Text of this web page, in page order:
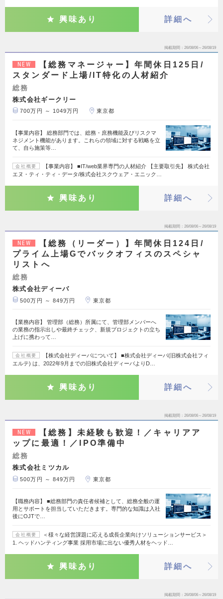
興味あり 詳細へ
掲載期間 26/08/06～26/08/19
NEW
【総務マネージャー】年間休日125日/
スタンダード上場/IT特化の人材紹介
総務
株式会社ギークリー
700万円 ～ 1049万円 東京都
【事業内容】 総務部門では、総務・庶務機能及びリスクマ
ネジメント機能があります。これらの領域に対する戦略を立
て、自ら施策等…
会社概要
【事業内容】 ■IT/web業界専門の人材紹介 【主要取引先】 株式会社
エヌ・ティ・ティ・データ/株式会社スクウェア・エニック…
興味あり 詳細へ
掲載期間 26/08/06～26/08/19
NEW
【総務（リーダー）】年間休日124日/
プライム上場Gでバックオフィスのスペシャ
リストへ
総務
株式会社ディーバ
500万円 ～ 849万円 東京都
【業務内容】 管理部（総務）所属にて、管理部メンバーへ
の業務の指示出しや最終チェック、新規プロジェクトの立ち
上げに携わって…
会社概要
【株式会社ディーバについて】 ■株式会社ディーバ(旧株式会社フィ
エルテ) は、2022年9月までの旧株式会社ディーバよりD…
興味あり 詳細へ
掲載期間 26/08/06～26/08/19
NEW
【総務】未経験も歓迎！／キャリアア
ップに最適！／IPO準備中
総務
株式会社ミツカル
500万円 ～ 849万円 東京都
【職務内容】 ■総務部門の責任者候補として、総務全般の運
用とサポートを担当していただきます。専門的な知識は入社
後にOJTで…
会社概要
＜様々な経営課題に応える成長企業向けソリューションサービス＞
1. ヘッドハンティング事業 採用市場に出ない優秀人材をヘッド…
興味あり 詳細へ
掲載期間 26/08/06～26/08/19